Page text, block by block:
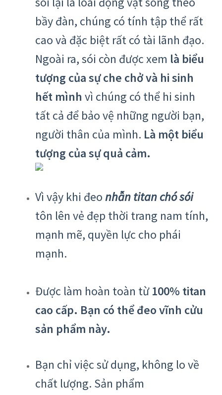
bầy đàn, chúng có tính tập thể rất
cao và đặc biệt rất có tài lãnh đạo.
Ngoài ra, sói còn được xem là biểu
tượng của sự che chở và hi sinh
hết mình vì chúng có thể hi sinh
tất cả để bảo vệ những người bạn,
người thân của mình. Là một biểu
tượng của sự quả cảm.
Vì vậy khi đeonhẫn titan chó sói
tôn lên vẻ đẹp thời trang nam tính,
mạnh mẽ, quyền lực cho phái
mạnh.
Được làm hoàn toàn từ100% titan
cao cấp. Bạn có thể đeo vĩnh cửu
sản phẩm này.
Bạn chỉ việc sử dụng, không lo về
chất lượng. Sản phẩm